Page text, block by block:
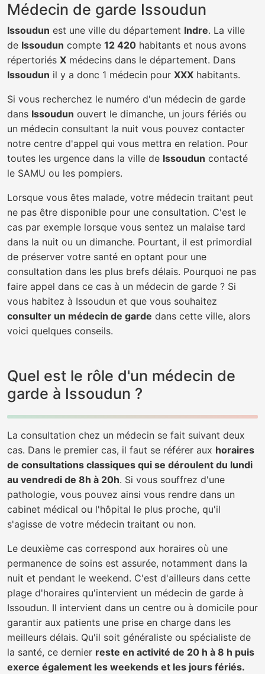
Médecin de garde Issoudun
Issoudun est une ville du département Indre. La ville
de Issoudun compte 12 420 habitants et nous avons
répertoriés X médecins dans le département. Dans
Issoudun il y a donc 1 médecin pour XXX habitants.
Si vous recherchez le numéro d'un médecin de garde
dans Issoudun ouvert le dimanche, un jours fériés ou
un médecin consultant la nuit vous pouvez contacter
notre centre d'appel qui vous mettra en relation. Pour
toutes les urgence dans la ville de Issoudun contacté
le SAMU ou les pompiers.
Lorsque vous êtes malade, votre médecin traitant peut
ne pas être disponible pour une consultation. C'est le
cas par exemple lorsque vous sentez un malaise tard
dans la nuit ou un dimanche. Pourtant, il est primordial
de préserver votre santé en optant pour une
consultation dans les plus brefs délais. Pourquoi ne pas
faire appel dans ce cas à un médecin de garde ? Si
vous habitez à Issoudun et que vous souhaitez
consulter un médecin de garde dans cette ville, alors
voici quelques conseils.
Quel est le rôle d'un médecin de
garde à Issoudun ?
La consultation chez un médecin se fait suivant deux
cas. Dans le premier cas, il faut se référer aux horaires
de consultations classiques qui se déroulent du lundi
au vendredi de 8h à 20h. Si vous souffrez d'une
pathologie, vous pouvez ainsi vous rendre dans un
cabinet médical ou l'hôpital le plus proche, qu'il
s'agisse de votre médecin traitant ou non.
Le deuxième cas correspond aux horaires où une
permanence de soins est assurée, notamment dans la
nuit et pendant le weekend. C'est d'ailleurs dans cette
plage d'horaires qu'intervient un médecin de garde à
Issoudun. Il intervient dans un centre ou à domicile pour
garantir aux patients une prise en charge dans les
meilleurs délais. Qu'il soit généraliste ou spécialiste de
la santé, ce dernier reste en activité de 20 h à 8 h puis
exerce également les weekends et les jours fériés.